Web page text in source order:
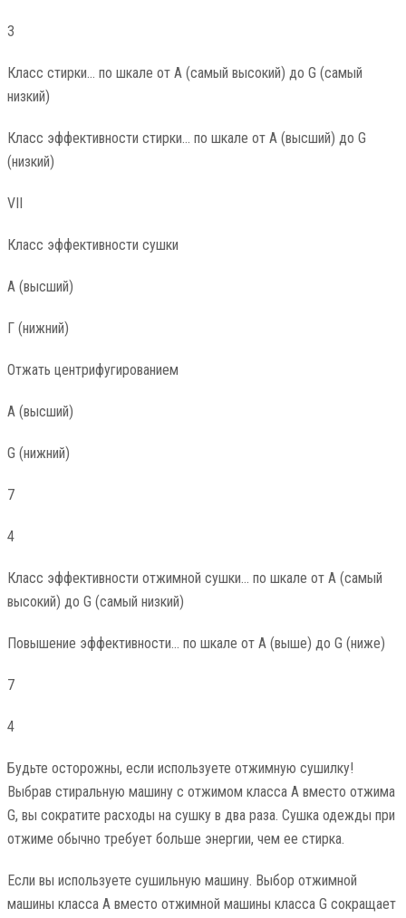
3
Класс стирки… по шкале от A (самый высокий) до G (самый
низкий)
Класс эффективности стирки… по шкале от A (высший) до G
(низкий)
VII
Класс эффективности сушки
А (высший)
Г (нижний)
Отжать центрифугированием
А (высший)
G (нижний)
7
4
Класс эффективности отжимной сушки… по шкале от A (самый
высокий) до G (самый низкий)
Повышение эффективности… по шкале от A (выше) до G (ниже)
7
4
Будьте осторожны, если используете отжимную сушилку!
Выбрав стиральную машину с отжимом класса А вместо отжима
G, вы сократите расходы на сушку в два раза. Сушка одежды при
отжиме обычно требует больше энергии, чем ее стирка.
Если вы используете сушильную машину. Выбор отжимной
машины класса A вместо отжимной машины класса G сокращает